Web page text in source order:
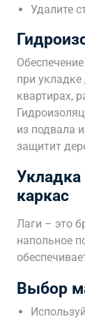
Удалите
при укладке
квартирах,
из подвала
защитит
каркас
Лаги – это
напольное
Выбор